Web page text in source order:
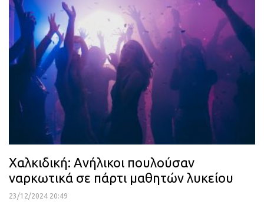
Χαλκιδική: Ανήλικοι πουλούσαν
ναρκωτικά σε πάρτι μαθητών λυκείου
23/12/2024 20:49